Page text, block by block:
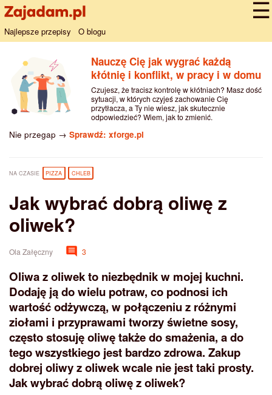
Najlepsze przepisy O blogu
Nauczę Cię jak wygrać każdą
kłótnię i konflikt, w pracy i w domu
Czujesz, że tracisz kontrolę w kłótniach? Masz dość
sytuacji, w których czyjeś zachowanie Cię
przytłacza, a Ty nie wiesz, jak skutecznie
odpowiedzieć? Wiem, jak to zmienić.
Nie przegap → Sprawdź: xforge.pl
NA CZASIE PIZZA CHLEB
Jak wybrać dobrą oliwę z
oliwek?
Ola Załęczny 3
Oliwa z oliwek to niezbędnik w mojej kuchni.
Dodaję ją do wielu potraw, co podnosi ich
wartość odżywczą, w połączeniu z różnymi
ziołami i przyprawami tworzy świetne sosy,
często stosuję oliwę także do smażenia, a do
tego wszystkiego jest bardzo zdrowa. Zakup
dobrej oliwy z oliwek wcale nie jest taki prosty.
Jak wybrać dobrą oliwę z oliwek?